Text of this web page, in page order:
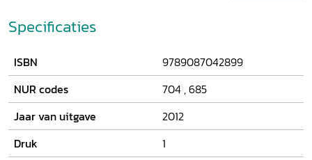
beschrijft Joke Spaans hoe priesters en hun geestelijke
dochters gezamenlijk een experiment aangingen.
Haarlems kapittel omgevormd en aangepast aan de
nieuwe situatie waarin de katholieken een getolereerde
groep waren in een andersdenkende omgeving. Bij deze
'doorstart' speelde de kloppenvergadering 'In den Hoek'
een belangrijke rol. De Levens, waarvan de transcriptie op
cd-rom is toegevoegd aan dit boek, weerspiegelen niet
Specificaties
ISBN
9789087042899
NUR codes
704 ,685
Jaar van uitgave
2012
Druk
1